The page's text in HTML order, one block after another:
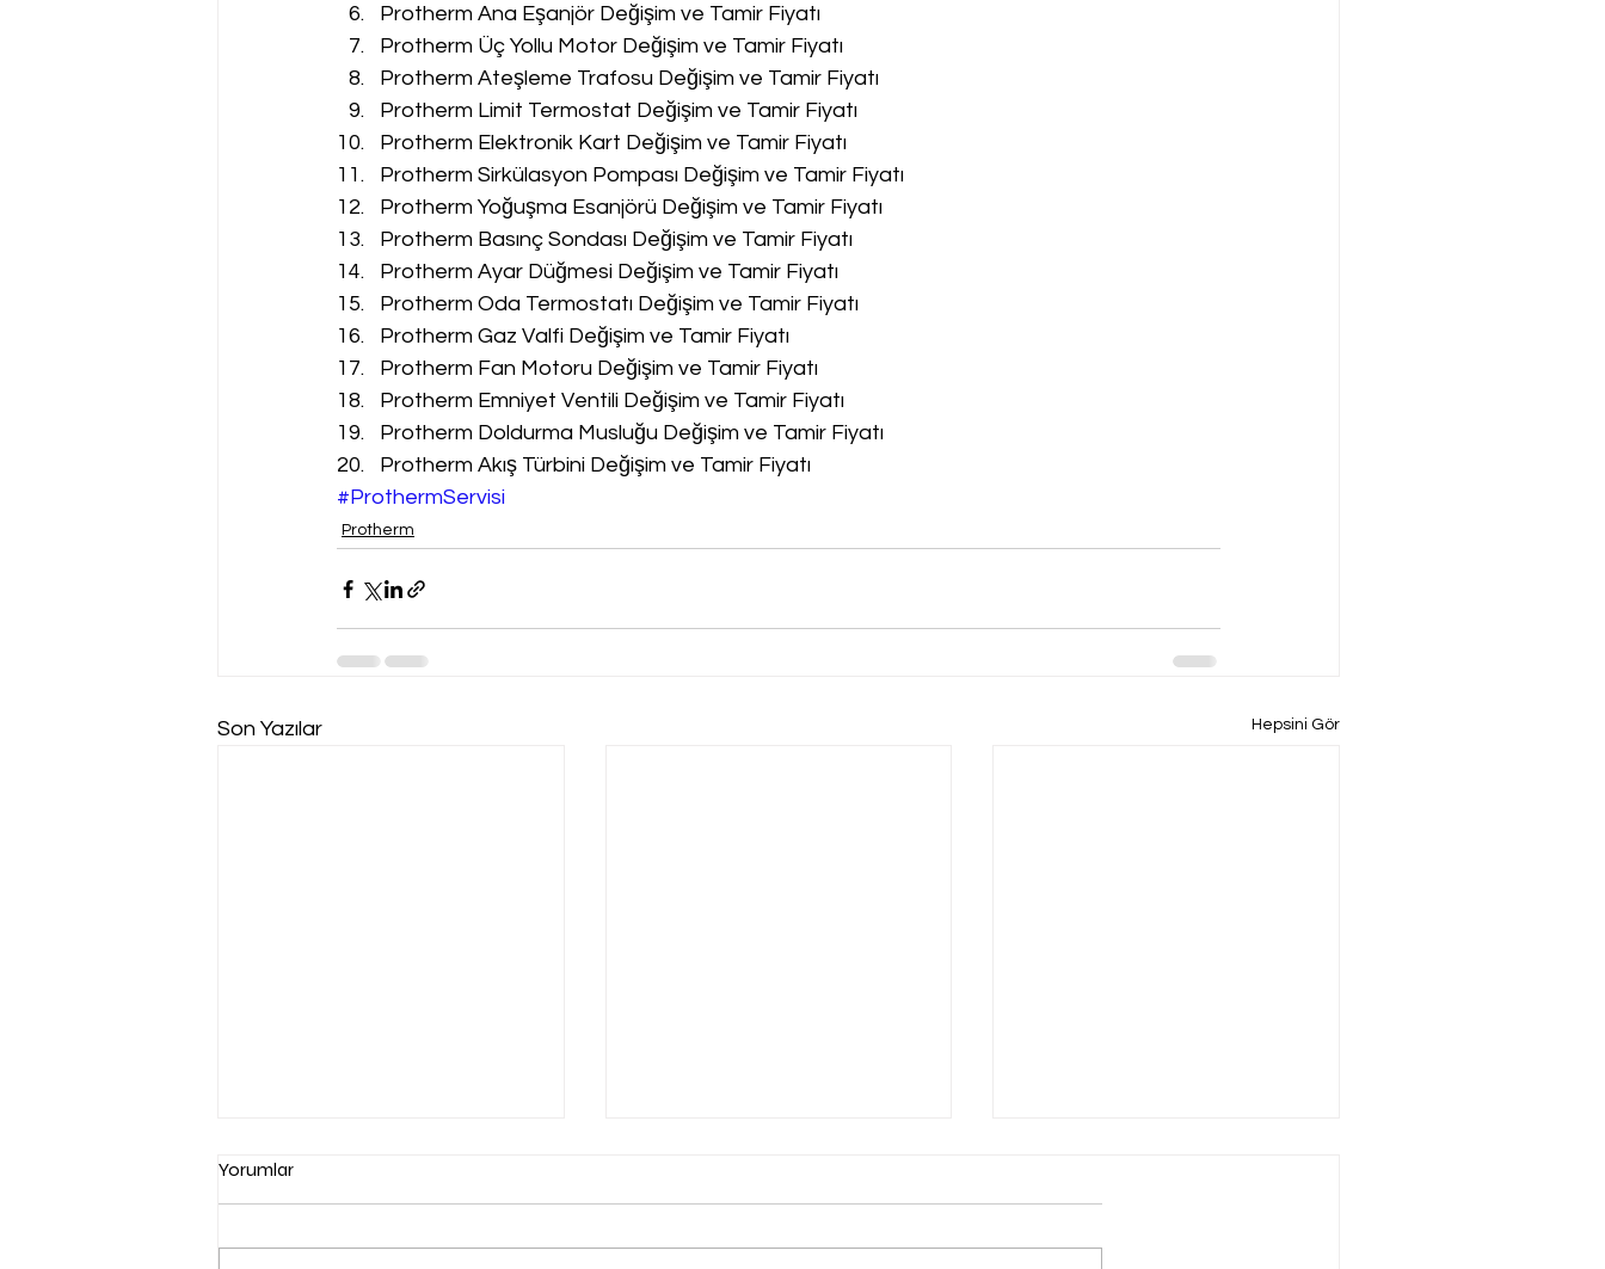
Protherm Ana Eşanjör Değişim ve Tamir Fiyatı
Protherm Üç Yollu Motor Değişim ve Tamir Fiyatı
Protherm Ateşleme Trafosu Değişim ve Tamir Fiyatı
Protherm Limit Termostat Değişim ve Tamir Fiyatı
Protherm Elektronik Kart Değişim ve Tamir Fiyatı
Protherm Sirkülasyon Pompası Değişim ve Tamir Fiyatı
Protherm Yoğuşma Esanjörü Değişim ve Tamir Fiyatı
Protherm Basınç Sondası Değişim ve Tamir Fiyatı
Protherm Ayar Düğmesi Değişim ve Tamir Fiyatı
Protherm Oda Termostatı Değişim ve Tamir Fiyatı
Protherm Gaz Valfi Değişim ve Tamir Fiyatı
Protherm Fan Motoru Değişim ve Tamir Fiyatı
Protherm Emniyet Ventili Değişim ve Tamir Fiyatı
Protherm Doldurma Musluğu Değişim ve Tamir Fiyatı
Protherm Akış Türbini Değişim ve Tamir Fiyatı
#ProthermServisi
Protherm
Son Yazılar Hepsini Gör
Yorumlar